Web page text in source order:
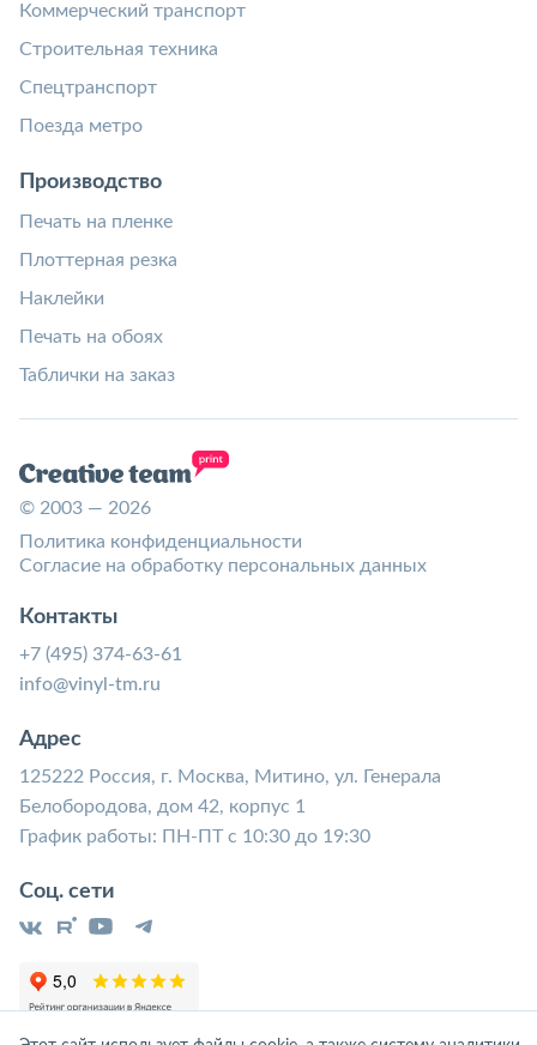
Коммерческий транспорт
Строительная техника
Спецтранспорт
Поезда метро
Производство
Печать на пленке
Плоттерная резка
Наклейки
Печать на обоях
Таблички на заказ
© 2003 — 2026
Политика конфиденциальности
Согласие на обработку персональных данных
Контакты
+7 (495) 374-63-61
info@vinyl-tm.ru
Адрес
125222 Россия, г. Москва, Митино, ул. Генерала
Белобородова, дом 42, корпус 1
График работы: ПН-ПТ с 10:30 до 19:30
Соц. сети